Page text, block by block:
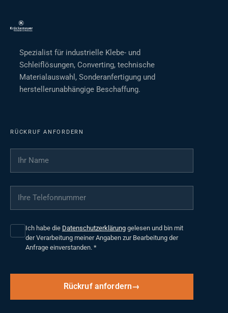
Spezialist für industrielle Klebe- und
Schleiflösungen, Converting, technische
Materialauswahl, Sonderanfertigung und
herstellerunabhängige Beschaffung.
RÜCKRUF ANFORDERN
Ihr Name
Ihre Telefonnummer
Ich habe die Datenschutzerklärung gelesen und bin mit
der Verarbeitung meiner Angaben zur Bearbeitung der
Anfrage einverstanden. *
Rückruf anfordern